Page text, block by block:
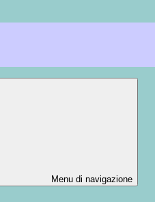
Menu di navigazione